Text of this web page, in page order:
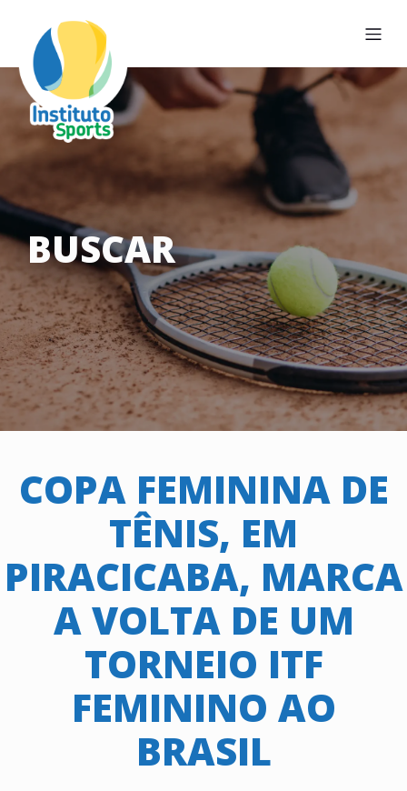
BUSCAR
COPA FEMININA DE
TÊNIS, EM
PIRACICABA, MARCA
A VOLTA DE UM
TORNEIO ITF
FEMININO AO
BRASIL